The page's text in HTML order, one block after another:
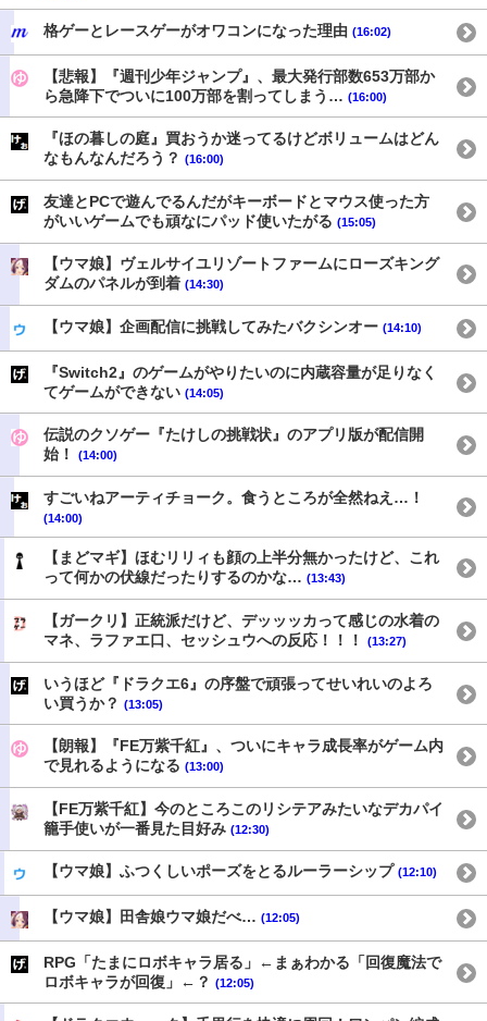
格ゲーとレースゲーがオワコンになった理由 (16:02)
【悲報】『週刊少年ジャンプ』、最大発行部数653万部か
ら急降下でついに100万部を割ってしまう… (16:00)
『ほの暮しの庭』買おうか迷ってるけどボリュームはどん
なもんなんだろう？ (16:00)
友達とPCで遊んでるんだがキーボードとマウス使った方
がいいゲームでも頑なにパッド使いたがる (15:05)
【ウマ娘】ヴェルサイユリゾートファームにローズキング
ダムのパネルが到着 (14:30)
【ウマ娘】企画配信に挑戦してみたバクシンオー (14:10)
『Switch2』のゲームがやりたいのに内蔵容量が足りなく
てゲームができない (14:05)
伝説のクソゲー『たけしの挑戦状』のアプリ版が配信開
始！
(14:00)
すごいねアーティチョーク。食うところが全然ねえ…！
(14:00)
【まどマギ】ほむリリィも顔の上半分無かったけど、これ
って何かの伏線だったりするのかな… (13:43)
【ガークリ】正統派だけど、デッッッカって感じの水着の
マネ、ラファエ口、セッシュウへの反応！！！
(13:27)
いうほど『ドラクエ6』の序盤で頑張ってせいれいのよろ
い買うか？ (13:05)
【朗報】『FE万紫千紅』、ついにキャラ成長率がゲーム内
で見れるようになる (13:00)
【FE万紫千紅】今のところこのリシテアみたいなデカパイ
籠手使いが一番見た目好み (12:30)
【ウマ娘】ふつくしいポーズをとるルーラーシップ (12:10)
【ウマ娘】田舎娘ウマ娘だべ… (12:05)
RPG「たまにロボキャラ居る」←まぁわかる「回復魔法で
ロボキャラが回復」←？ (12:05)